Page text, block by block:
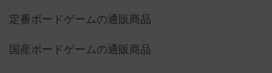
定番ボードゲームの通販商品
国産ボードゲームの通販商品